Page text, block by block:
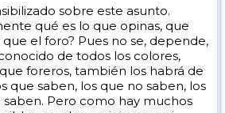
su tendencia o punto de vista.
mucha gente que prueba unas horas
que va genial y que agarra un montón
es consciente de que a su esquí no le ha
encerado y el del test es nuevo recién
la nieve es la que mejor se le da y dice que el
si lo probase un día después de haber salido
igual decía que era un esquí muy cansado...
sobre este asunto.
qué es lo que opinas, que
el foro? Pues no se, depende,
de todos los colores,
foreros, también los habrá de
que saben, los que no saben, los
Pero como hay muchos